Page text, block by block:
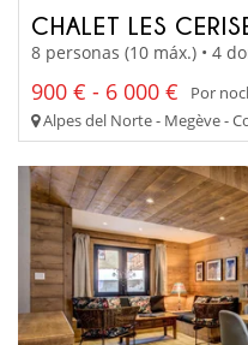
CHALET LES
8 personas (10 máx.) • 4
900 € - 6 000 € Por
Alpes del Norte - Megève -